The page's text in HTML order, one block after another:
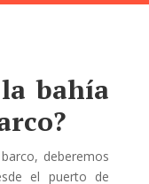
bahía
deberemos
el puerto de